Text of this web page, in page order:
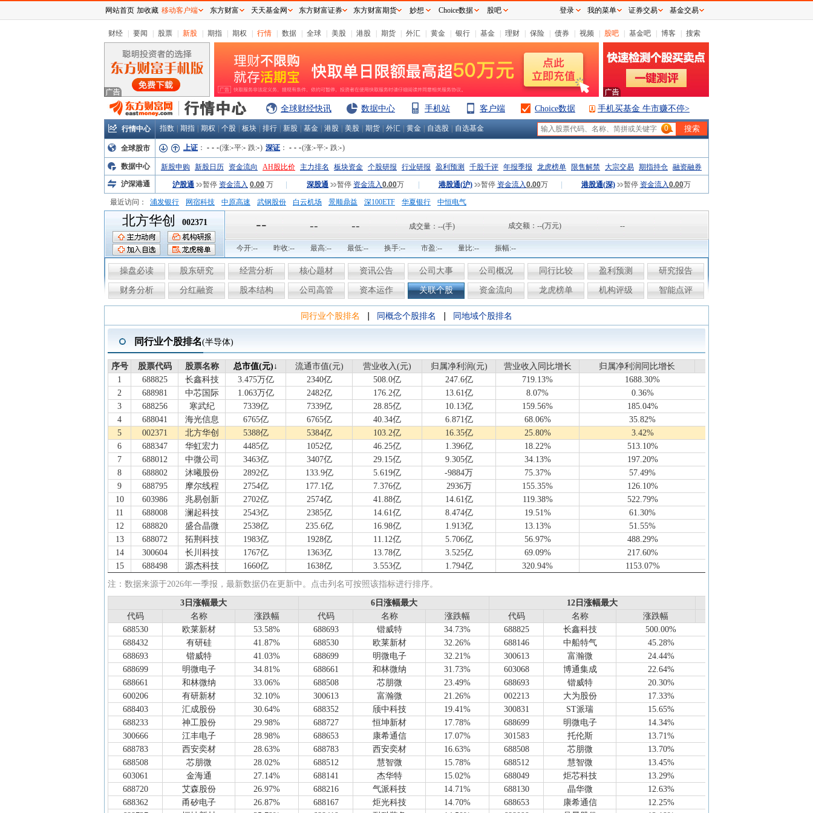
财经 要闻 股票 新股 期指 期权 行情 数据 全球 美股 港股 期货 外汇 黄金 银行 基金 理财 保险 债券 视频 股吧 基金吧 博客 搜索
全球财经快讯 数据中心 手机站 客户端 Choice数据 手机买基金 牛市赚不停>
行情中心 指数 期指 期权 个股 板块 排行 新股 基金 港股 美股 期货 外汇 黄金 自选股 自选基金 0
全球股市 上证 ： - - -(涨:-平:- 跌:-) 深证 ： - - -(涨:-平:- 跌:-)
数据中心 新股申购 新股日历 资金流向 AH股比价 主力排名 板块资金 个股研报 行业研报 盈利预测 千股千评 年报季报 龙虎榜单 限售解禁 大宗交易 期指持仓 融资融券
沪深港通
沪股通 暂停 资金流入 0.00 万 深股通 暂停 资金流入0.00万 港股通(沪) 暂停 资金流入0.00万 港股通(深) 暂停 资金流入0.00万
最近访问： 浦发银行 网宿科技 中原高速 武钢股份 白云机场 景顺鼎益 深100ETF 华夏银行
中恒电气
弘业股份
富临运业
北方华创 002371 -- -- -- 成交量： --(手) 成交额： --(万元) --
今开:-- 昨收:-- 最高:-- 最低:-- 换手:-- 市盈:-- 量比:-- 振幅:--
操盘必读 股东研究 经营分析 核心题材 资讯公告 公司大事 公司概况 同行比较 盈利预测 研究报告
财务分析 分红融资 股本结构 公司高管 资本运作 关联个股 资金流向 龙虎榜单 机构评级 智能点评
同行业个股排名 同概念个股排名 同地域个股排名
同行业个股排名(半导体)
序号 股票代码 股票名称 总市值(元)↓ 流通市值(元) 营业收入(元) 归属净利润(元) 营业收入同比增长 归属净利润同比增长
序号 股票代码 股票名称 总市值(元) 流通市值(元) 营业收入(元) 归属净利润(元) 营业收入同比增长
归属净利润同比增长
1
688825 长鑫科技 3.475万亿 2340亿 508.0亿 247.6亿 719.13%
1688.30%
2
688981 中芯国际 1.063万亿 2482亿 176.2亿 13.61亿 8.07%
0.36%
3
688256 寒武纪 7339亿 7339亿 28.85亿 10.13亿 159.56%
185.04%
4
688041 海光信息 6765亿 6765亿 40.34亿 6.871亿 68.06%
35.82%
5
002371 北方华创 5388亿 5384亿 103.2亿 16.35亿 25.80%
3.42%
6
688347 华虹宏力 4485亿 1052亿 46.25亿 1.396亿 18.22%
513.10%
7
688012 中微公司 3463亿 3407亿 29.15亿 9.305亿 34.13%
197.20%
8
688802 沐曦股份 2892亿 133.9亿 5.619亿 -9884万 75.37%
57.49%
9
688795 摩尔线程 2754亿 177.1亿 7.376亿 2936万 155.35%
126.10%
10
603986 兆易创新 2702亿 2574亿 41.88亿 14.61亿 119.38%
522.79%
11
688008 澜起科技 2543亿 2385亿 14.61亿 8.474亿 19.51%
61.30%
12
688820 盛合晶微 2538亿 235.6亿 16.98亿 1.913亿 13.13%
51.55%
13
688072 拓荆科技 1983亿 1928亿 11.12亿 5.706亿 56.97%
488.29%
14
300604 长川科技 1767亿 1363亿 13.78亿 3.525亿 69.09%
217.60%
15
688498 源杰科技 1660亿 1638亿 3.553亿 1.794亿 320.94%
1153.07%
16
688146 中船特气 1631亿 446.5亿 19.04亿
江波龙 99.09亿
600584 长电科技 1358亿 1358亿 91.71亿 2.903亿 -1.76%
42.74%
20
688082 盛美上海 1347亿 1332亿 14.76亿 1.043亿 13.06%
-57.66%
21
688783 西安奕材 1252亿 83.36亿 7.233亿 -1.583亿 10.57%
-9.31%
22
688361 中科飞测 1215亿 1215亿 3.960亿 -6796万 34.63%
-354.28%
23
688120 华海清科 1214亿 1214亿 12.01亿 2.473亿 31.66%
5.95%
24
688521 芯原股份 1142亿 1142亿 8.357亿 -3.408亿 114.47%
-54.69%
25
603501 豪威集团 1128亿 1082亿 64.14亿 5.029亿 -0.90%
-41.92%
26
688525 佰维存储 1098亿 1098亿 68.14亿 28.99亿 341.53%
1567.85%
27
002156 通富微电 925.1亿 925.0亿 74.82亿 3.291亿 22.80%
224.55%
28
688249 晶合集成 882.6亿 796.8亿 29.12亿 5066万 13.41%
-62.61%
29
001309 德明利 880.7亿 640.7亿 75.38亿 33.46亿 502.08%
4943.39%
30
603893 瑞芯微 858.6亿 858.5亿 12.05亿 3.292亿 36.22%
57.15%
31
688126 沪硅产业 855.3亿 735.5亿 10.84亿 -4.831亿 35.22%
-131.67%
32
688200 华峰测控 793.3亿 793.3亿 2.718亿 9421万 37.52%
52.12%
33
688396 华润微 776.6亿 776.6亿 28.57亿 3.300亿 21.34% 296.56%
注：数据来源于2026年一季报，最新数据仍在更新中。点击列名可按照该指标进行排序。
3日涨幅最大 6日涨幅最大
12日涨幅最大
代码
名称 涨跌幅 代码 名称 涨跌幅 代码 名称 涨跌幅
3日涨幅最大 6日涨幅最大
12日涨幅最大
代码
名称 涨跌幅 代码 名称 涨跌幅 代码 名称
涨跌幅
688530
欧莱新材 53.58% 688693 锴威特 34.73% 688825 长鑫科技
500.00%
688432
有研硅 41.87% 688530 欧莱新材 32.26% 688146 中船特气
45.28%
688693
锴威特 41.03% 688699 明微电子 32.21% 300613 富瀚微
24.44%
688699
明微电子 34.81% 688661 和林微纳 31.73% 603068 博通集成
22.64%
688661
和林微纳 33.06% 688508 芯朋微 23.49% 688693 锴威特
20.30%
600206
有研新材 32.10% 300613 富瀚微 21.26% 002213 大为股份
17.33%
688403
汇成股份 30.64% 688352 颀中科技 19.41% 300831 ST派瑞
15.65%
688233
神工股份 29.98% 688727 恒坤新材 17.78% 688699 明微电子
14.34%
300666
江丰电子 28.98% 688653 康希通信 17.07% 301583 托伦斯
13.71%
688783
西安奕材 28.63% 688783 西安奕材 16.63% 688508 芯朋微
13.70%
688508
芯朋微 28.02% 688512 慧智微 15.78% 688512 慧智微
13.45%
603061
金海通 27.14% 688141 杰华特 15.02% 688049 炬芯科技
13.29%
688720
艾森股份 26.97% 688216 气派科技 14.71% 688130 晶华微
12.63%
688362
甬矽电子 26.87% 688167 炬光科技 14.70% 688653 康希通信
12.25%
网站首页 加收藏 移动客户端 东方财富 天天基金网 东方财富证券 东方财富期货 妙想 Choice数据 股吧 登录 我的菜单 证券交易 基金交易